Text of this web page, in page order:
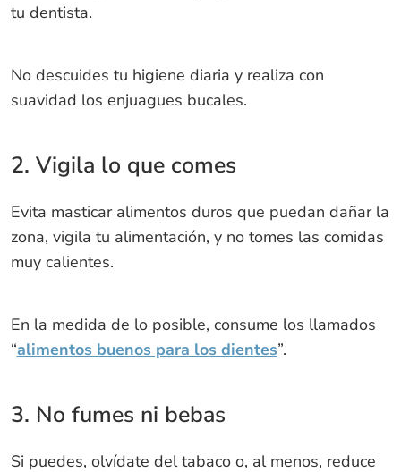
tu dentista.
No descuides tu higiene diaria y realiza con
suavidad los enjuagues bucales.
2. Vigila lo que comes
Evita masticar alimentos duros que puedan dañar la
zona, vigila tu alimentación, y no tomes las comidas
muy calientes.
En la medida de lo posible, consume los llamados
“alimentos buenos para los dientes”.
3. No fumes ni bebas
Si puedes, olvídate del tabaco o, al menos, reduce